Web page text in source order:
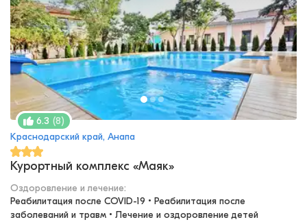
6.3 (8)
Краснодарский край, Анапа
Курортный комплекс «Маяк»
Оздоровление и лечение:
Реабилитация после COVID-19 • Реабилитация после
заболеваний и травм • Лечение и оздоровление детей